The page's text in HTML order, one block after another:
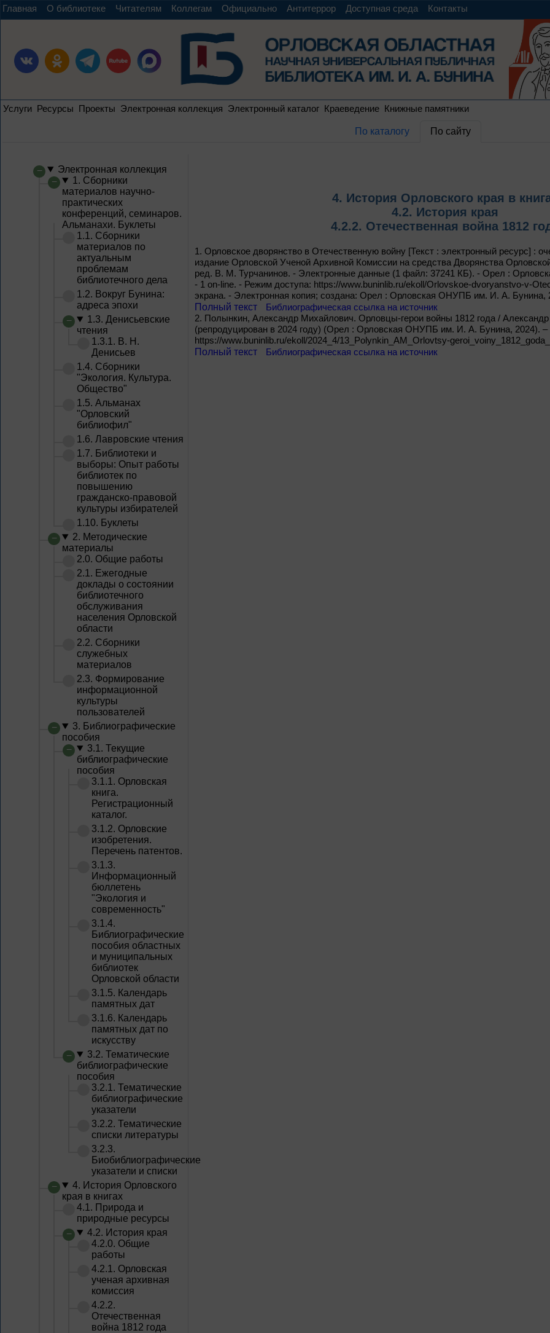
Главная О библиотеке Читателям Коллегам Официально Антитеррор Доступная среда Контакты
Услуги Ресурсы Проекты Электронная коллекция Электронный каталог Краеведение Книжные памятники
По каталогу По сайту
Электронная коллекция
1. Сборники
материалов научно-
практических
конференций, семинаров.
Альманахи. Буклеты
1.1. Сборники
материалов по
актуальным
проблемам
библиотечного дела
1.2. Вокруг Бунина:
адреса эпохи
1.3. Денисьевские
чтения
1.3.1. В. Н.
Денисьев
1.4. Сборники
"Экология. Культура.
Общество"
1.5. Альманах
"Орловский
библиофил"
1.6. Лавровские чтения
1.7. Библиотеки и
выборы: Опыт работы
библиотек по
повышению
гражданско-правовой
культуры избирателей
1.10. Буклеты
2. Методические
материалы
2.0. Общие работы
2.1. Ежегодные
доклады о состоянии
библиотечного
обслуживания
населения Орловской
области
2.2. Сборники
служебных
материалов
2.3. Формирование
информационной
культуры
пользователей
3. Библиографические
пособия
3.1. Текущие
библиографические
пособия
3.1.1. Орловская
книга.
Регистрационный
каталог.
3.1.2. Орловские
изобретения.
Перечень патентов.
3.1.3.
Информационный
бюллетень
"Экология и
современность"
3.1.4.
Библиографические
пособия областных
и муниципальных
библиотек
Орловской области
3.1.5. Календарь
памятных дат
3.1.6. Календарь
памятных дат по
искусству
3.2. Тематические
библиографические
пособия
3.2.1. Тематические
библиографические
указатели
3.2.2. Тематические
списки литературы
3.2.3.
Биобиблиографические
указатели и списки
4. История Орловского
края в книгах
4.1. Природа и
природные ресурсы
4.2. История края
4.2.0. Общие
работы
4.2.1. Орловская
ученая архивная
комиссия
4.2.2.
Отечественная
война 1812 года
4. История Орловского края в
4.2. История края
4.2.2. Отечественная война 1812
1. Орловское дворянство в Отечественную войну [Текст : электронный ресурс] :
издание Орловской Ученой Архивной Комиссии на средства Дворянства
ред. В. М. Турчанинов. - Электронные данные (1 файл: 37241 КБ). - Орел :
- 1 on-line. - Режим доступа: https://www.buninlib.ru/ekoll/Orlovskoe-dvoryanstvo-v-
экрана. - Электронная копия; создана: Орел : Орловская ОНУПБ им. И. А. Бунина,
Полный текст
Библиографическая ссылка на источник
2. Полынкин, Александр Михайлович. Орловцы-герои войны 1812 года / Александр
(репродуцирован в 2024 году) (Орел : Орловская ОНУПБ им. И. А. Бунина, 2024).
https://www.buninlib.ru/ekoll/2024_4/13_Polynkin_AM_Orlovtsy-
Полный текст
Библиографическая ссылка на источник